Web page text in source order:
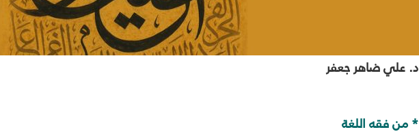
د. علي ضاهر جعفر
* من فقه اللغة